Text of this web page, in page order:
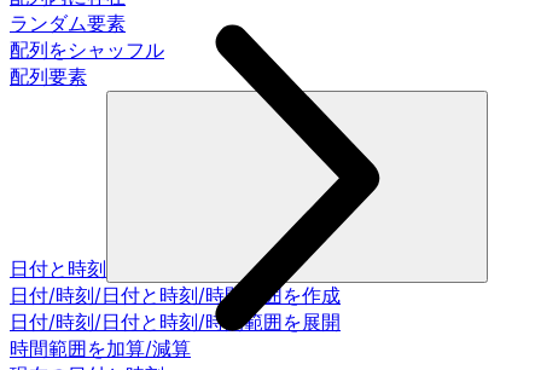
ランダム要素
配列をシャッフル
配列要素
日付と時刻
日付/時刻/日付と時刻/時間範囲を作成
日付/時刻/日付と時刻/時間範囲を展開
時間範囲を加算/減算